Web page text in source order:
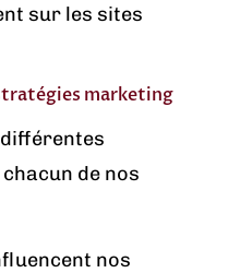
sur les sites
marketing
de nos
nos